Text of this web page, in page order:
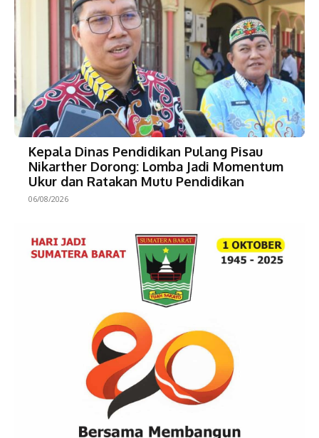
Kepala Dinas Pendidikan Pulang Pisau
Nikarther Dorong: Lomba Jadi Momentum
Ukur dan Ratakan Mutu Pendidikan
06/08/2026